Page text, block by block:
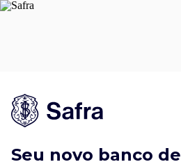
Seu novo banco de